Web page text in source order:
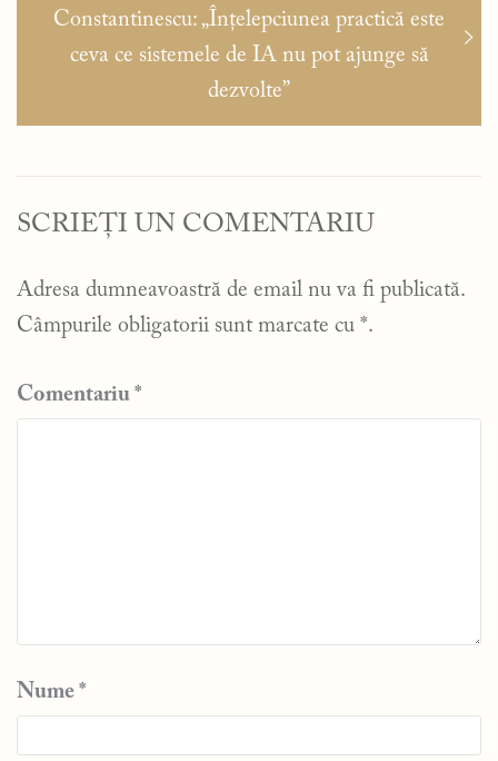
următor:
Constantinescu: „Înțelepciunea practică este
ceva ce sistemele de IA nu pot ajunge să
dezvolte”
SCRIEȚI UN COMENTARIU
Adresa dumneavoastră de email nu va fi publicată.
Câmpurile obligatorii sunt marcate cu *.
Comentariu *
Nume *